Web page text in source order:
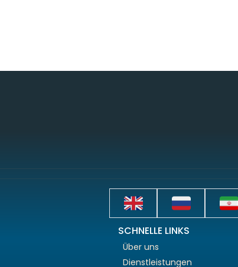
SCHNELLE LINKS
Über uns
Dienstleistungen